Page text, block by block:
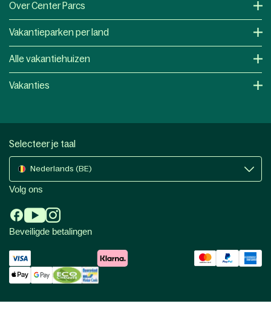
Over Center Parcs
Vakantieparken per land
Alle vakantiehuizen
Vakanties
Selecteer je taal
Nederlands (BE)
Volg ons
Beveiligde betalingen